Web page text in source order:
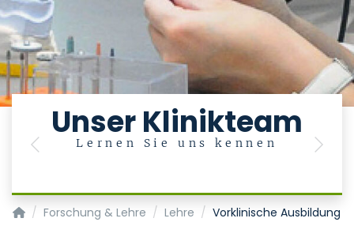
Unser Klinikteam
Lernen Sie uns kennen
Previous Next
Klinik für Zahnärztliche Prothetik und Biomaterialien,
Forschung & Lehre Lehre Vorklinische Ausbildung